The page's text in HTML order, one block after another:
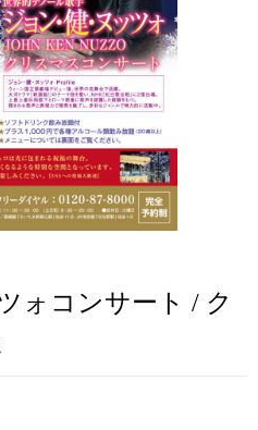
ォコンサート / ク